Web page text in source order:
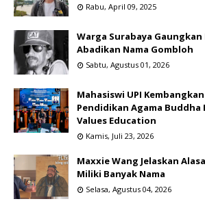
Rabu, April 09, 2025
Warga Surabaya
Abadikan Nama Gombloh
Sabtu, Agustus 01, 2026
Mahasiswi UPI
Pendidikan Agama Buddha
Values Education
Kamis, Juli 23, 2026
Maxxie Wang Jelaskan
Miliki Banyak Nama
Selasa, Agustus 04, 2026